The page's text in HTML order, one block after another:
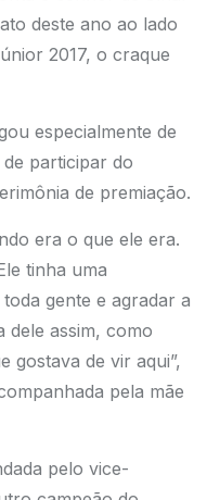
deste ano ao lado
2017, o craque
especialmente de
participar do
de premiação.
era o que ele era.
tinha uma
gente e agradar a
dele assim, como
gostava de vir aqui”,
pela mãe
pelo vice-